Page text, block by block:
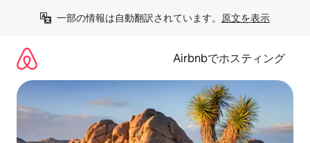
一部の情報は自動翻訳されています。 原文を表示
Airbnbでホスティング